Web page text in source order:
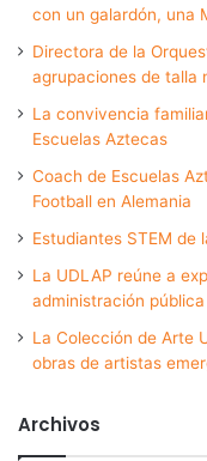
con un galardón, una
Directora de la
agrupaciones de talla
La convivencia
Escuelas Aztecas
Coach de Escuelas
Football en Alemania
Estudiantes STEM de
La UDLAP reúne a
administración
La Colección de Arte
obras de artistas
Archivos